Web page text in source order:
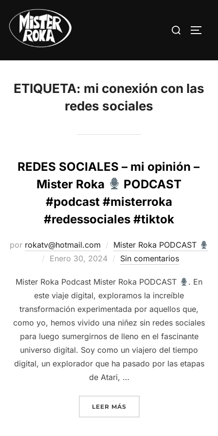
contenido
Buscar:
ETIQUETA: mi conexión con las
redes sociales
REDES SOCIALES – mi opinión –
Mister Roka
PODCAST
#podcast #misterroka
#redessociales #tiktok
por rokatv@hotmail.com
Mister Roka PODCAST
Publicado
Enero 30, 2024 Sin comentarios
Mister Roka Podcast Mister Roka PODCAST
. En
este viaje digital, exploramos la increíble
transformación experimentada por aquellos que,
como yo, hemos vivido una niñez sin redes sociales
para luego sumergirnos de lleno en el fascinante
universo digital. Soy como un viajero del tiempo
digital, un explorador que ha pasado por las etapas
de Atari, …
LEER MÁS“REDES SOCIALES – MI